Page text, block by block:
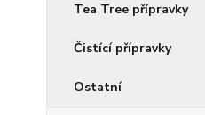
Tea Tree přípravky
Čistící přípravky
Ostatní